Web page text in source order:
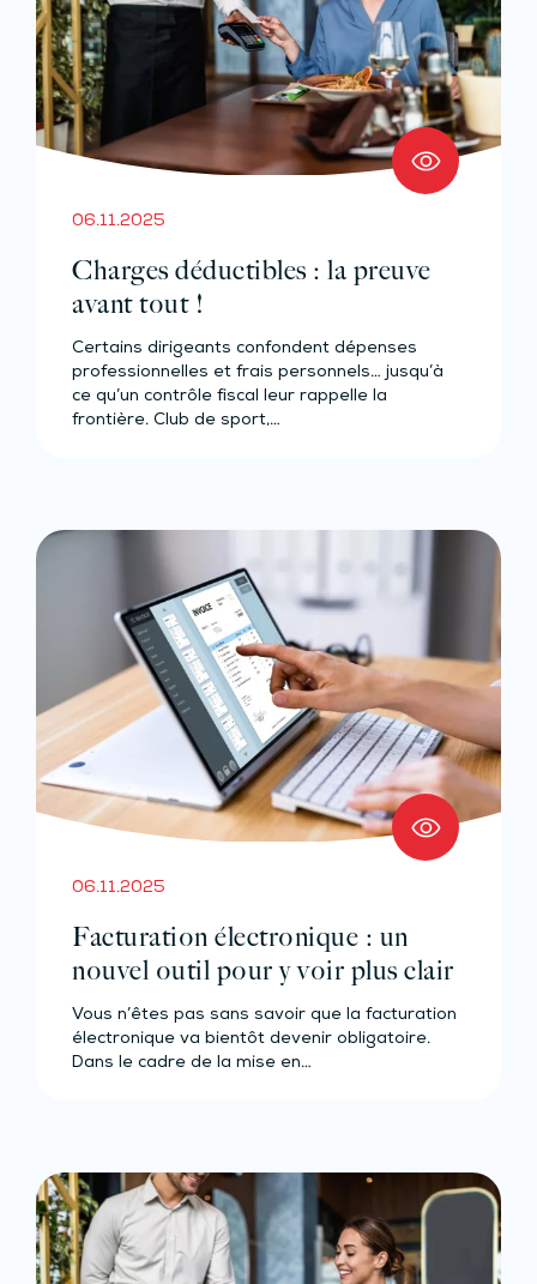
06.11.2025
Charges déductibles : la preuve
avant tout !
Certains dirigeants confondent dépenses
professionnelles et frais personnels… jusqu’à
ce qu’un contrôle fiscal leur rappelle la
frontière. Club de sport,…
06.11.2025
Facturation électronique : un
nouvel outil pour y voir plus clair
Vous n’êtes pas sans savoir que la facturation
électronique va bientôt devenir obligatoire.
Dans le cadre de la mise en…